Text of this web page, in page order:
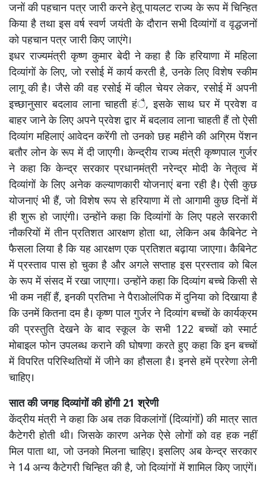
जनों की पहचान पत्र जारी करने हेतू पायलट राज्य के रूप में चिन्हित
किया है तथा इस वर्ष स्वर्ण जयंती के दौरान सभी दिव्यांगों व वृद्धजनों
को पहचान पत्र जारी किए जाएंगे।
इधर राज्यमंत्री कृष्ण कुमार बेदी ने कहा है कि हरियाणा में महिला
दिव्यांगों के लिए, जो रसोई में कार्य करती है, उनके लिए विशेष स्कीम
लागू की है। जैसे की वह रसोई में व्हील चेयर लेकर, रसोई में अपनी
इच्छानुसार बदलाव लाना चाहती हंै, इसके साथ घर में प्रवेश व
बाहर जाने के लिए अपने प्रवेश द्वार में बदलाव लाना चाहती हैं तो ऐसी
दिव्यांग महिलाएं आवेदन करेंगी तो उनको छह महीने की अग्रिम पेंशन
बतौर लोन के रूप में दी जाएगी। केन्द्रीय राज्य मंत्री कृष्णपाल गुर्जर
ने कहा कि केन्द्र सरकार प्रधानमंत्री नरेन्द्र मोदी के नेतृत्व में
दिव्यांगों के लिए अनेक कल्याणकारी योजनाएं बना रही है। ऐसी कुछ
योजनाएं भी हैं, जो विशेष रूप से हरियाणा में तो आगामी कुछ दिनों में
ही शुरू हो जाएंगी। उन्होंने कहा कि दिव्यांगों के लिए पहले सरकारी
नौकरियों में तीन प्रतिशत आरक्षण होता था, लेकिन अब कैबिनेट ने
फैसला लिया है कि यह आरक्षण एक प्रतिशत बढ़ाया जाएगा। कैबिनेट
में प्रस्ताव पास हो चुका है और अगले सप्ताह इस प्रस्ताव को बिल
के रूप में संसद में रखा जाएगा। उन्होंने कहा कि दिव्यांग बच्चे किसी से
भी कम नहीं हैं, इनकी प्रतिभा ने पैराओलंपिक में दुनिया को दिखाया है
कि उनमें कितना दम है। कृष्ण पाल गुर्जर ने दिव्यांग बच्चों के कार्यक्रम
की प्रस्तुति देखने के बाद स्कूल के सभी 122 बच्चों को स्मार्ट
मोबाइल फोन उपलब्ध कराने की घोषणा करते हुए कहा कि इन बच्चों
में विपरित परिस्थितियों में जीने का हौसला है। इनसे हमें प्ररेणा लेनी
चाहिए।
सात की जगह दिव्यांगों की होंगी 21 श्रेणी
केंद्रीय मंत्री ने कहा कि अब तक विकलांगों (दिव्यांगों) की मात्र सात
कैटेगरी होती थी। जिसके कारण अनेक ऐसे लोगों को वह हक नहीं
मिल पाता था, जो उनको मिलना चाहिए। इसलिए अब केन्द्र सरकार
ने 14 अन्य कैटेगरी चिन्हित की है, जो दिव्यांगों में शामिल किए जाएंगें।